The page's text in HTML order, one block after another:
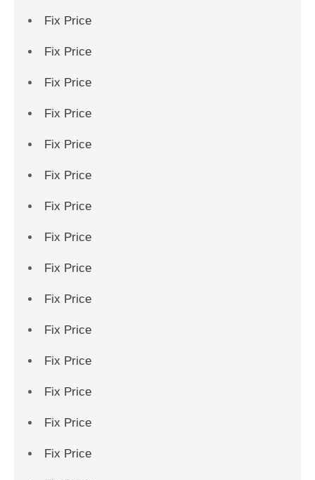
Fix Price
Fix Price
Fix Price
Fix Price
Fix Price
Fix Price
Fix Price
Fix Price
Fix Price
Fix Price
Fix Price
Fix Price
Fix Price
Fix Price
Fix Price